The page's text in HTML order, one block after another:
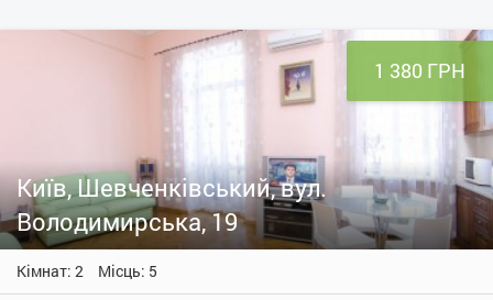
1 380 ГРН
Київ, Шевченківський, вул.
Володимирська, 19
Кімнат: 2 Місць: 5